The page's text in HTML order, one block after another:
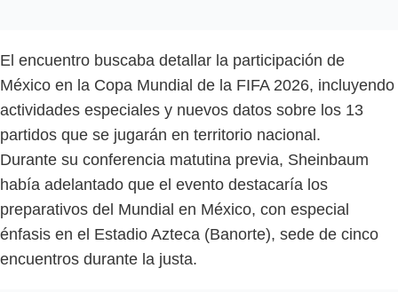
El encuentro buscaba detallar la participación de
México en la Copa Mundial de la FIFA 2026, incluyendo
actividades especiales y nuevos datos sobre los 13
partidos que se jugarán en territorio nacional.
Durante su conferencia matutina previa, Sheinbaum
había adelantado que el evento destacaría los
preparativos del Mundial en México, con especial
énfasis en el Estadio Azteca (Banorte), sede de cinco
encuentros durante la justa.